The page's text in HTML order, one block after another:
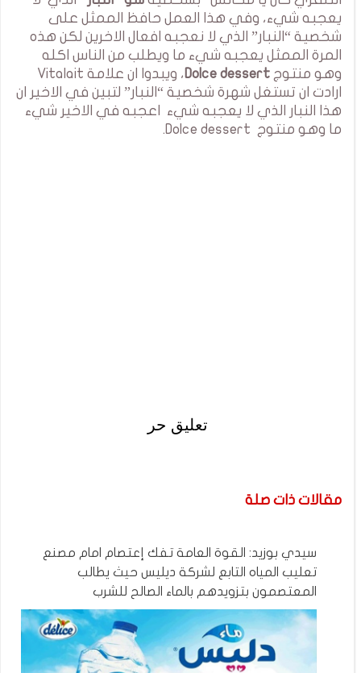
يعجبه شيء، وفي هذا العمل حافظ الممثل على
شخصية “النبار” الذي لا نعجبه افعال الاخرين لكن هذه
المرة الممثل يعجبه شيء ما ويطلب من الناس اكله
وهو منتوج Dolce dessert
ارادت ان تستغل شهرة شخصية “النبار” لتبين في الاخير ان
هذا النبار الذي لا يعجبه شيء اعجبه في الاخير شيء
ما وهو منتوج Dolce dessert.
تعليق حر
مقالات ذات صلة
سيدي بوزيد: القوة العامة تفك إعتصام امام مصنع
تعليب المياه التابع لشركة ديليس حيث يطالب
المعتصمون بتزويدهم بالماء الصالح للشرب